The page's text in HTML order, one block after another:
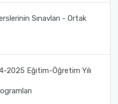
Sınavları - Ortak
2025 Eğitim-Öğretim Yılı